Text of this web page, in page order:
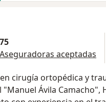
75
Aseguradoras aceptadas
cirugía ortopédica y
"Manuel Ávila Camacho",